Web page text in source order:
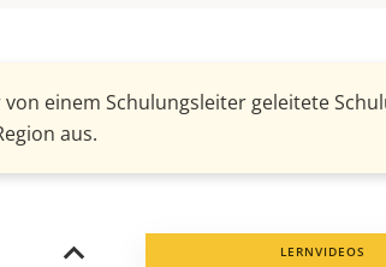
von einem Schulungsleiter geleitete
aus.
LERNVIDEOS